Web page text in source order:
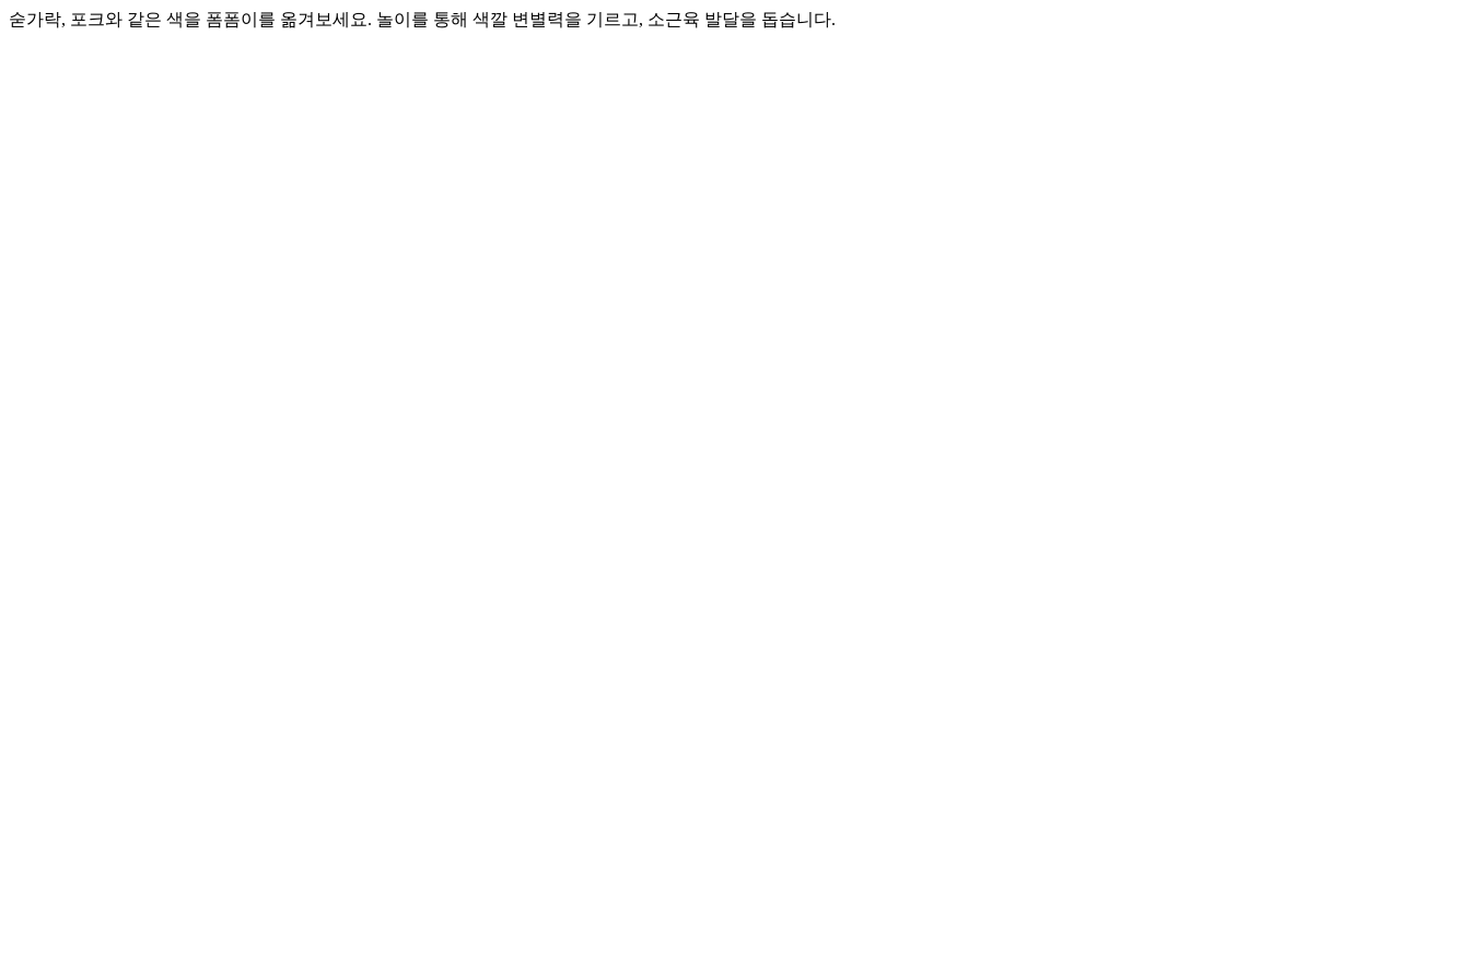
숟가락, 포크와 같은 색을 폼폼이를 옮겨보세요. 놀이를 통해 색깔 변별력을 기르고, 소근육 발달을 돕습니다.